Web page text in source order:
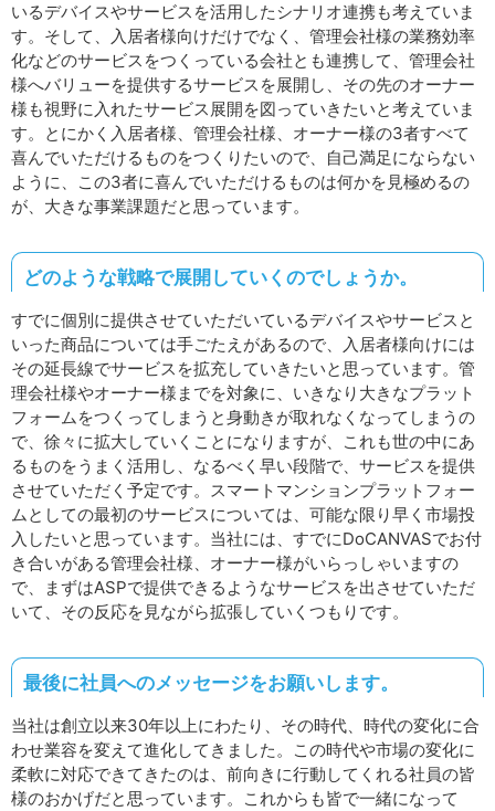
いるデバイスやサービスを活用したシナリオ連携も考えていま
す。そして、入居者様向けだけでなく、管理会社様の業務効率
化などのサービスをつくっている会社とも連携して、管理会社
様へバリューを提供するサービスを展開し、その先のオーナー
様も視野に入れたサービス展開を図っていきたいと考えていま
す。とにかく入居者様、管理会社様、オーナー様の3者すべて
喜んでいただけるものをつくりたいので、自己満足にならない
ように、この3者に喜んでいただけるものは何かを見極めるの
が、大きな事業課題だと思っています。
どのような戦略で展開していくのでしょうか。
すでに個別に提供させていただいているデバイスやサービスと
いった商品については手ごたえがあるので、入居者様向けには
その延長線でサービスを拡充していきたいと思っています。管
理会社様やオーナー様までを対象に、いきなり大きなプラット
フォームをつくってしまうと身動きが取れなくなってしまうの
で、徐々に拡大していくことになりますが、これも世の中にあ
るものをうまく活用し、なるべく早い段階で、サービスを提供
させていただく予定です。スマートマンションプラットフォー
ムとしての最初のサービスについては、可能な限り早く市場投
入したいと思っています。当社には、すでにDoCANVASでお付
き合いがある管理会社様、オーナー様がいらっしゃいますの
で、まずはASPで提供できるようなサービスを出させていただ
いて、その反応を見ながら拡張していくつもりです。
最後に社員へのメッセージをお願いします。
当社は創立以来30年以上にわたり、その時代、時代の変化に合
わせ業容を変えて進化してきました。この時代や市場の変化に
柔軟に対応できてきたのは、前向きに行動してくれる社員の皆
様のおかげだと思っています。これからも皆で一緒になって